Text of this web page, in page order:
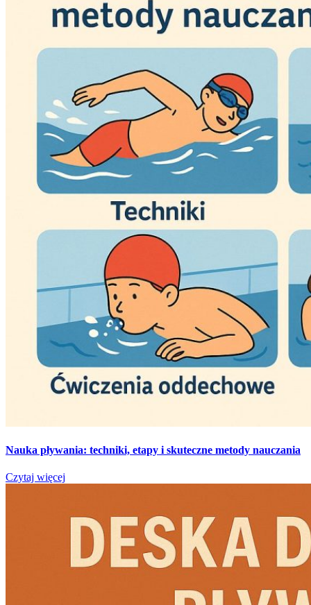
Nauka pływania: techniki, etapy i skuteczne metody nauczania
Czytaj więcej